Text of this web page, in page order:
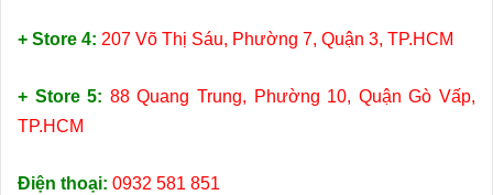
+ Store 4: 207 Võ Thị Sáu, Phường 7, Quận 3, TP.HCM
+ Store 5: 88 Quang Trung, Phường 10, Quận Gò Vấp,
TP.HCM
Điện thoại: 0932 581 851